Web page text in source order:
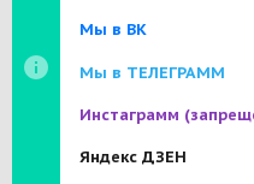
Мы в ВК
Мы в ТЕЛЕГРАММ
Инстаграмм
Яндекс ДЗЕН